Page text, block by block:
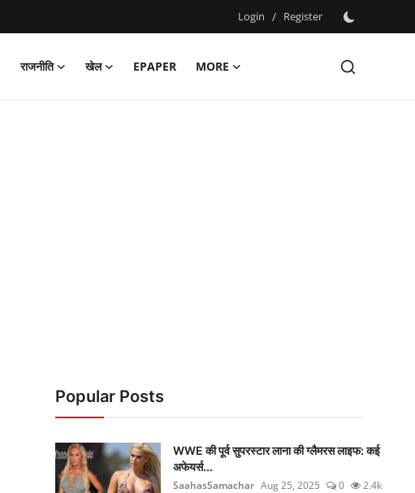
Login / Register
राजनीति खेल EPAPER
MORE
Popular Posts
WWE की पूर्व सुपरस्टार लाना की ग्लैमरस लाइफ: कई
अफेयर्स...
SaahasSamachar Aug 25, 2025 0 2.4k